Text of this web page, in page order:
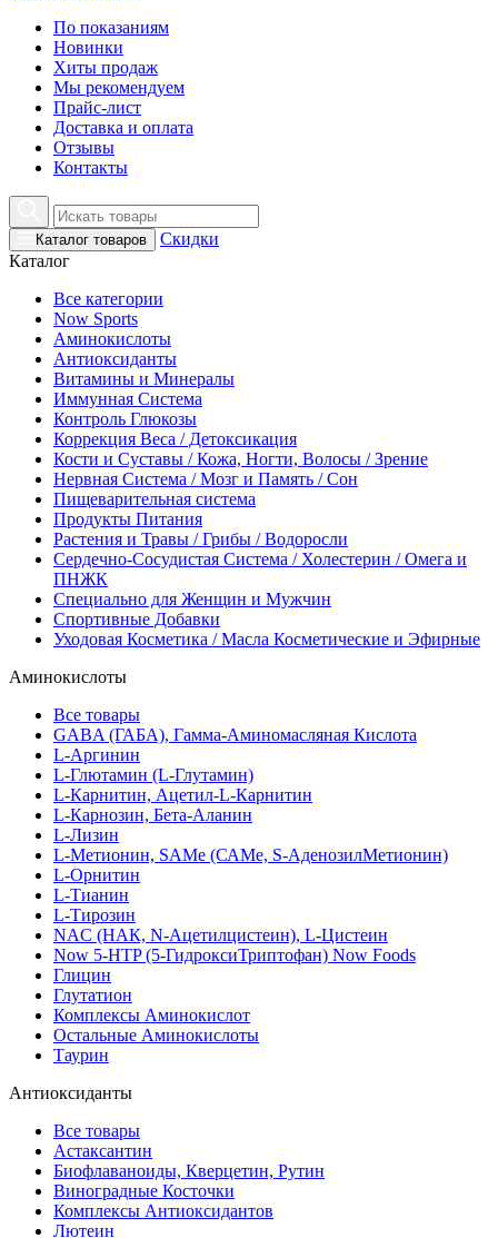
По показаниям
Новинки
Хиты продаж
Мы рекомендуем
Прайс-лист
Доставка и оплата
Отзывы
Контакты
Каталог товаров
Скидки
Каталог
Все категории
Now Sports
Аминокислоты
Антиоксиданты
Витамины и Минералы
Иммунная Система
Контроль Глюкозы
Коррекция Веса / Детоксикация
Кости и Суставы / Кожа, Ногти, Волосы / Зрение
Нервная Система / Мозг и Память / Сон
Пищеварительная система
Продукты Питания
Растения и Травы / Грибы / Водоросли
Сердечно-Сосудистая Система / Холестерин / Омега и
ПНЖК
Специально для Женщин и Мужчин
Спортивные Добавки
Уходовая Косметика / Масла Косметические и Эфирные
Аминокислоты
Все товары
GABA (ГАБА), Гамма-Аминомасляная Кислота
L-Аргинин
L-Глютамин (L-Глутамин)
L-Карнитин, Ацетил-L-Карнитин
L-Карнозин, Бета-Аланин
L-Лизин
L-Метионин, SAMe (САМе, S-АденозилМетионин)
L-Орнитин
L-Тианин
L-Тирозин
NAC (НАК, N-Ацетилцистеин), L-Цистеин
Now 5-HTP (5-ГидроксиТриптофан) Now Foods
Глицин
Глутатион
Комплексы Аминокислот
Остальные Аминокислоты
Таурин
Антиоксиданты
Все товары
Астаксантин
Биофлаваноиды, Кверцетин, Рутин
Виноградные Косточки
Комплексы Антиоксидантов
Лютеин